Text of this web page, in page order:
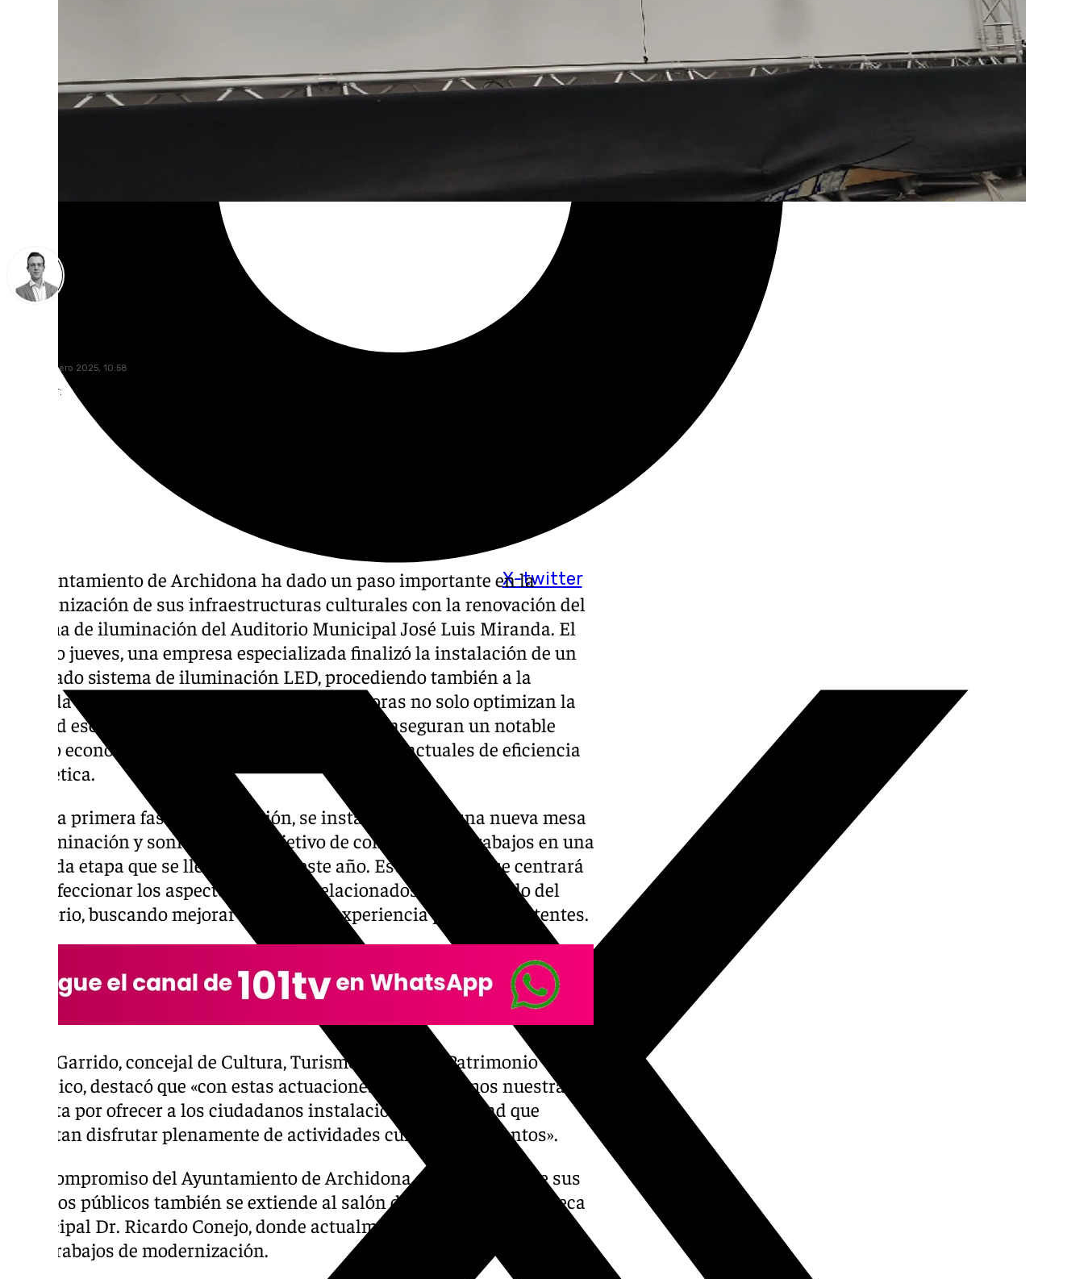
X-twitter
lunes, 27 enero 2025, 10:58
Compartir:
El Ayuntamiento de Archidona ha dado un paso importante en la
modernización de sus infraestructuras culturales con la renovación del
sistema de iluminación del Auditorio Municipal José Luis Miranda. El
pasado jueves, una empresa especializada finalizó la instalación de un
avanzado sistema de iluminación LED, procediendo también a la
retirada del antiguo equipamiento. Estas mejoras no solo optimizan la
calidad escénica del espacio, sino que, además, aseguran un notable
ahorro económico y cumplen con las normativas actuales de eficiencia
energética.
En esta primera fase de renovación, se instaló también una nueva mesa
de iluminación y sonido, con el objetivo de completar los trabajos en una
segunda etapa que se llevará a cabo este año. Esta fase final se centrará
en perfeccionar los aspectos técnicos relacionados con el sonido del
auditorio, buscando mejorar aún más la experiencia para los asistentes.
Pablo Garrido, concejal de Cultura, Turismo, Museos y Patrimonio
Histórico, destacó que «con estas actuaciones, consolidamos nuestra
apuesta por ofrecer a los ciudadanos instalaciones de calidad que
permitan disfrutar plenamente de actividades culturales y eventos».
Este compromiso del Ayuntamiento de Archidona con la mejora de sus
espacios públicos también se extiende al salón de actos de la Biblioteca
Municipal Dr. Ricardo Conejo, donde actualmente se están llevando a
cabo trabajos de modernización.